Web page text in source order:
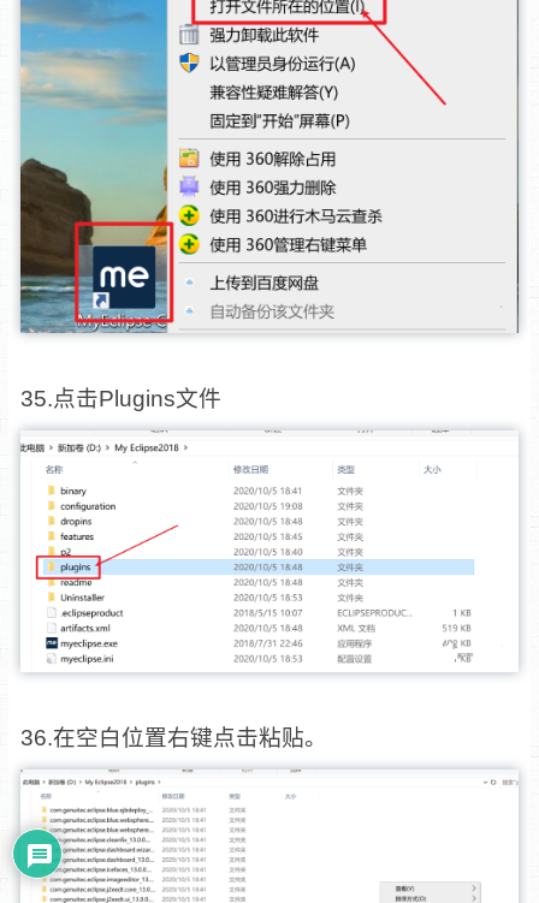
35.点击Plugins文件
36.在空白位置右键点击粘贴。